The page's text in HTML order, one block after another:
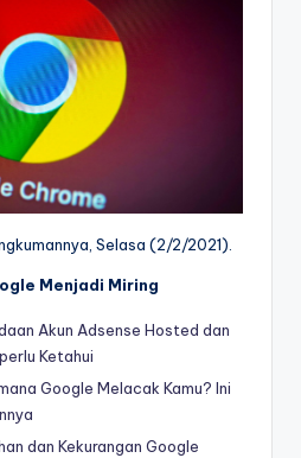
Selasa (2/2/2021).
Menjadi Miring
Akun Adsense Hosted dan
Ketahui
Google Melacak Kamu? Ini
dan Kekurangan Google